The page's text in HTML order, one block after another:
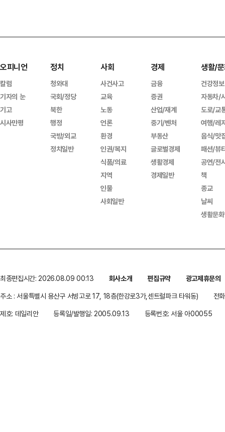
오피니언
칼럼
기자의 눈
기고
시사만평
정치
청와대
국회/정당
북한
행정
국방/외교
정치일반
사회
사건사고
교육
노동
언론
환경
인권/복지
식품/의료
지역
인물
사회일반
경제
금융
증권
산업/재계
중기/벤처
부동산
글로벌경제
생활경제
경제일반
생활/
건강정보
자동차/
도로/교
여행/레
음식/맛
패션/뷰
공연/전
책
종교
날씨
생활문
최종편집시간: 2026.08.09 00:13 회사소개 편집규약
광고제휴문의
주소 : 서울특별시 용산구 서빙고로 17, 18층(한강로3가,센트럴파크 타워동)
전
제호: 데일리안
등록일/발행일: 2005.09.13 등록번호: 서울 아00055